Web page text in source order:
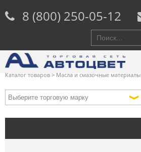
8 (800) 250-05-12
Каталог товаров > Масла и смазочные материалы